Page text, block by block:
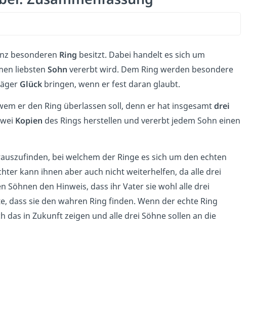
besonderen Ring besitzt. Dabei handelt es sich um
liebsten Sohn vererbt wird. Dem Ring werden besondere
Glück bringen, wenn er fest daran glaubt.
er den Ring überlassen soll, denn er hat insgesamtdrei
Kopien des Rings herstellen und vererbt jedem Sohn einen
bei welchem der Ringe es sich um den echten
kann ihnen aber auch nicht weiterhelfen, da alle drei
Söhnen den Hinweis, dass ihr Vater sie wohl alle drei
dass sie den wahren Ring finden. Wenn der echte Ring
das in Zukunft zeigen und alle drei Söhne sollen an die